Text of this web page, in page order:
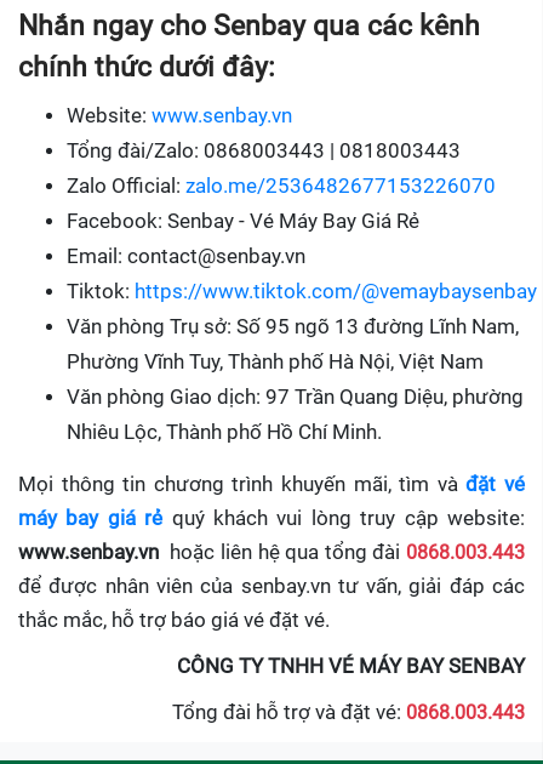
Nhắn ngay cho Senbay qua các kênh
chính thức dưới đây:
Website: www.senbay.vn
Tổng đài/Zalo: 0868003443 | 0818003443
Zalo Official: zalo.me/2536482677153226070
Facebook: Senbay - Vé Máy Bay Giá Rẻ
Email: contact@senbay.vn
Tiktok: https://www.tiktok.com/@vemaybaysenbay
Văn phòng Trụ sở: Số 95 ngõ 13 đường Lĩnh Nam,
Phường Vĩnh Tuy, Thành phố Hà Nội, Việt Nam
Văn phòng Giao dịch: 97 Trần Quang Diệu, phường
Nhiêu Lộc, Thành phố Hồ Chí Minh.
Mọi thông tin chương trình khuyến mãi, tìm vàđặt vé
máy bay giá rẻ quý khách vui lòng truy cập website:
www.senbay.vn hoặc liên hệ qua tổng đài 0868.003.443
để được nhân viên của senbay.vn tư vấn, giải đáp các
thắc mắc, hỗ trợ báo giá vé đặt vé.
CÔNG TY TNHH VÉ MÁY BAY SENBAY
Tổng đài hỗ trợ và đặt vé: 0868.003.443